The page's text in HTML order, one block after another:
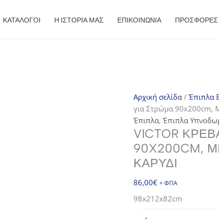
ΚΑΤΑΛΟΓΟΙ Η ΙΣΤΟΡΙΑ ΜΑΣ ΕΠΙΚΟΙΝΩΝΙΑ ΠΡΟΣΦΟΡΈΣ
Αρχική σελίδα/ Έπιπλα
για Στρώμα 90x200cm,
Έπιπλα, Έπιπλα
VICTOR
90X200CM,
ΚΑΡΥΔΊ
86,00€ + ΦΠΑ
98x212x82cm